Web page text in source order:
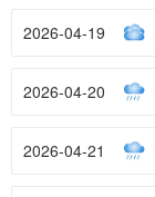
2026-04-19
2026-04-20
2026-04-21